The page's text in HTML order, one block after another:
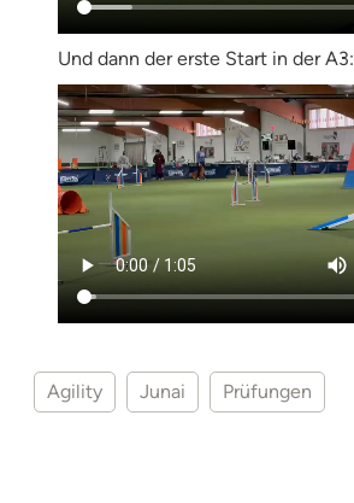
Und dann der erste Start in der A3:
Agility Junai Prüfungen